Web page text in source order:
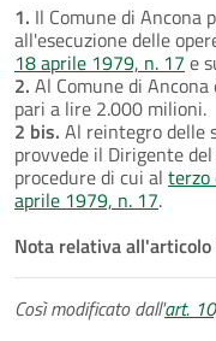
1. Il Comune di Ancona
all'esecuzione delle
18 aprile 1979, n. 17 e
2. Al Comune di
pari a lire 2.000 milioni.
2 bis. Al reintegro delle
provvede il Dirigente
procedure di cui al terzo
aprile 1979, n. 17.
Nota relativa all'articolo
Così modificato dall'art.